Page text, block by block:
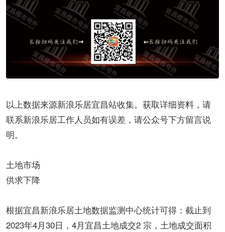
以上数据来源新浪乐居宜昌站收集。获取详细资料，请
联系新浪乐居工作人员如有误差，请公众号下方留言说
明。
土地市场
供求下降
根据宜昌新浪乐居土地数据监测中心统计可得：截止到
2023年4月30日，4月宜昌土地成交2 宗，土地成交面积